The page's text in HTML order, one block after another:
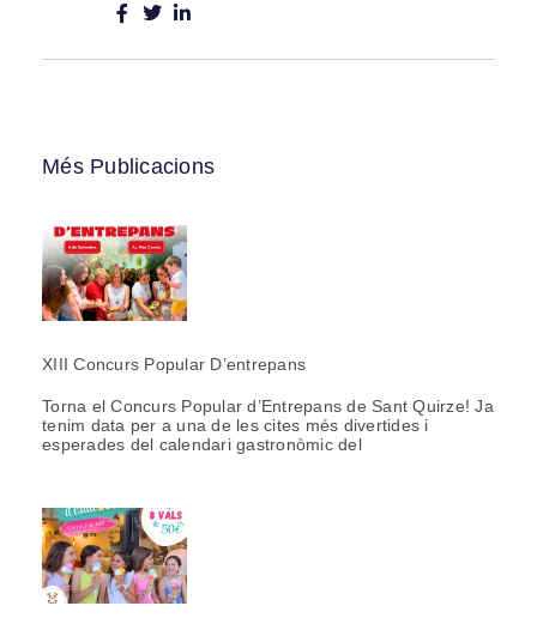
Més Publicacions
XIII Concurs Popular D’entrepans
Torna el Concurs Popular d’Entrepans de Sant Quirze! Ja
tenim data per a una de les cites més divertides i
esperades del calendari gastronòmic del